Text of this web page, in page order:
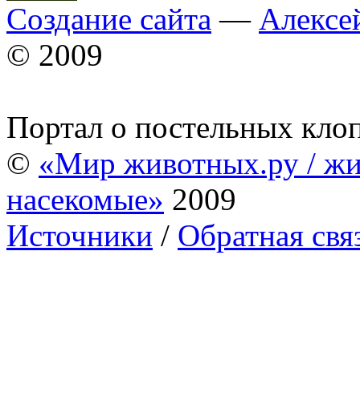
Создание сайта —
© 2009
Портал о постельных
© «Мир животных.ру /
насекомые» 2009
Источники / Обратная